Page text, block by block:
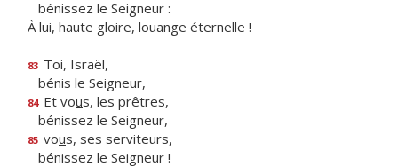
bénissez le Seigneur :
À lui, haute gloire, louange éternelle !
83 Toi, Israël,
bénis le Seigneur,
84 Et vous, les prêtres,
bénissez le Seigneur,
85 vous, ses serviteurs,
bénissez le Seigneur !